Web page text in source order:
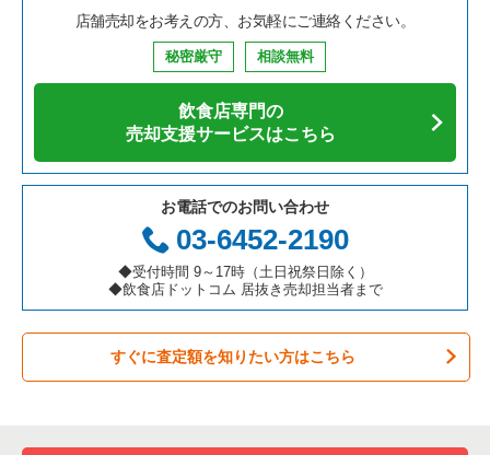
鉄板焼き・お好み焼の居抜き売却物件の案件一覧
カフェの居抜き売却物件の案件一覧
テイクアウトの居抜き売却物件の案件一覧
お弁当・惣菜・デリの居抜き売却物件の案件一覧
カラオケ・パブ・スナックの居抜き売却物件の案件一覧
バーの居抜き売却物件の案件一覧
居酒屋・ダイニングバーの居抜き売却物件の案件一覧
兵庫県の飲食店の居抜き売却物件の案件一覧
愛知県の飲食店の居抜き売却物件の案件一覧
岐阜県の飲食店の居抜き売却物件の案件一覧
三重県の飲食店の居抜き売却物件の案件一覧
中央区の飲食店の居抜き売却物件の案件一覧
千代田区の飲食店の居抜き売却物件の案件一覧
港区の飲食店の居抜き売却物件の案件一覧
足立区の飲食店の居抜き売却物件の案件一覧
板橋区の飲食店の居抜き売却物件の案件一覧
台東区の飲食店の居抜き売却物件の案件一覧
練馬区の飲食店の居抜き売却物件の案件一覧
東京23区のそば・うどんの居抜き売却物件の案件一覧
東京23区の焼肉の居抜き売却物件の案件一覧
東京23区の鉄板焼き・お好み焼の居抜き売却物件の案件一覧
東京23区のアジア料理の居抜き売却物件の案件一覧
東京23区のカフェの居抜き売却物件の案件一覧
東京23区のテイクアウトの居抜き売却物件の案件一覧
東京23区のお弁当・惣菜・デリの居抜き売却物件の案件一覧
板橋区の中華の居抜き売却物件の案件一覧
板橋区の焼肉の居抜き売却物件の案件一覧
板橋区のアジア料理の居抜き売却物件の案件一覧
板橋区のカフェの居抜き売却物件の案件一覧
板橋区のカラオケ・パブ・スナックの居抜き売却物件の案件一
板橋区のバーの居抜き売却物件の案件一覧
板橋区の居酒屋・ダイニングバーの居抜き売却物件の案件一覧
店舗売却をお考えの方、お気軽にご連絡ください。
秘密厳守 相談無料
飲食店専門の
売却支援サービスはこちら
お電話でのお問い合わせ
03-6452-2190
◆受付時間 9～17時（土日祝祭日除く）
◆飲食店ドットコム 居抜き売却担当者まで
すぐに査定額を知りたい方はこちら